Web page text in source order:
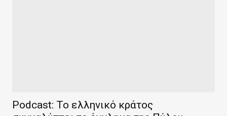
Podcast: Το ελληνικό κράτος